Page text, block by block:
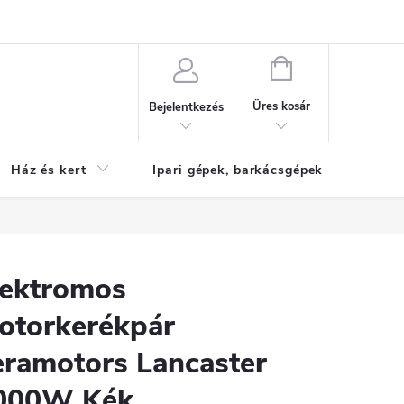
Bejelentkezés
KOSÁR
Üres kosár
Ház és kert Ipari gépek, barkácsgépek
Lancaster